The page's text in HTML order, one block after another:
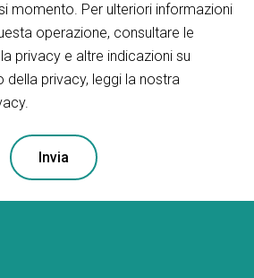
momento. Per ulteriori informazioni
operazione, consultare le
privacy e altre indicazioni su
privacy, leggi la nostra